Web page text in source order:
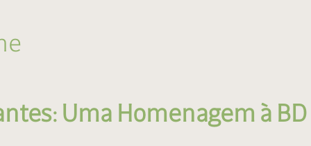
Comicarte
DigitalUma Homenagem à